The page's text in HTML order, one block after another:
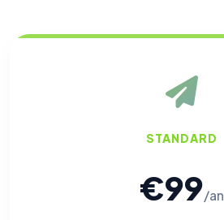
STANDARD
€99/an